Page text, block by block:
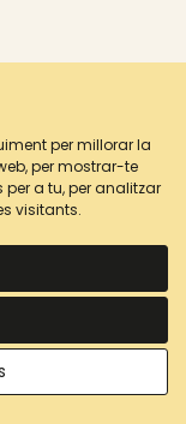
per millorar la
per mostrar-te
a tu, per analitzar
visitants.
reservats